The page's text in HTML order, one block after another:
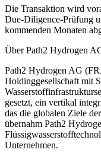
Die Transaktion wird
Due-Diligence-Prüfung
kommenden Monaten
Über Path2 Hydrogen
Path2 Hydrogen AG
Holdinggesellschaft mit
gesetzt, ein vertikal
das die globalen Ziele
übernahm Path2
Unternehmen.